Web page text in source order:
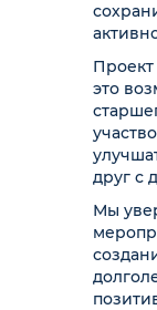
Проект
это
друг с
Мы